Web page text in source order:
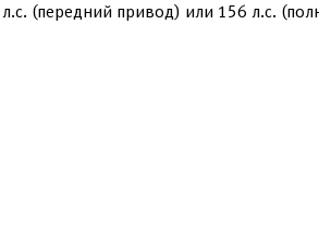
(передний привод) или 156 л.с.